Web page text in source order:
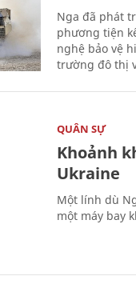
Nga đã phát
phương tiện
nghệ bảo vệ
trường đô thị
QUÂN SỰ
Khoảnh
Ukraine
Một lính dù
một máy bay